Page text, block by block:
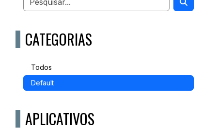
CATEGORIAS
Todos
Default
APLICATIVOS